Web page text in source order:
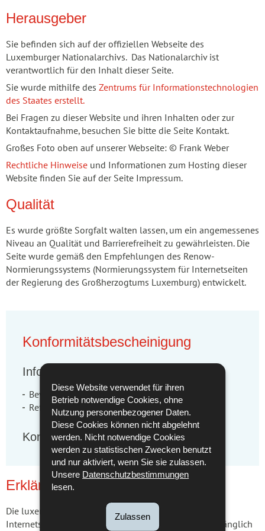
Diese Website verwendet für ihren
Betrieb notwendige Cookies, ohne
Nutzung personenbezogener Daten.
Diese Cookies können nicht abgelehnt
werden. Nicht notwendige Cookies
werden zu statistischen Zwecken benutzt
und nur aktiviert, wenn Sie sie zulassen.
Unsere Datenschutzbestimmungen
lesen.
Zulassen
Herausgeber
Sie befinden sich auf der offiziellen Webseite des
Luxemburger Nationalarchivs. Das Nationalarchiv ist
verantwortlich für den Inhalt dieser Seite.
Sie wurde mithilfe des Zentrums für Informationstechnologien
des Staates erstellt.
Bei Fragen zu dieser Website und ihren Inhalten oder zur
Kontaktaufnahme, besuchen Sie bitte die Seite Kontakt.
Großes Foto oben auf unserer Webseite: © Frank Weber
Rechtliche Hinweise und Informationen zum Hosting dieser
Website finden Sie auf der Seite Impressum.
Qualität
Es wurde größte Sorgfalt walten lassen, um ein angemessenes
Niveau an Qualität und Barrierefreiheit zu gewährleisten. Die
Seite wurde gemäß den Empfehlungen des Renow-
Normierungssystems (Normierungssystem für Internetseiten
der Regierung des Großherzogtums Luxemburg) entwickelt.
Konformitätsbescheinigung
Informationen
Bewertung Datum: 03.12.2016
Referenz Version: 3.4
Konformitäts Level: 97%
Erklärung der Barrierefreiheit
Die luxemburgische Regierung verfolgt das Ziel, die
Internetseiten einer möglichst großen Zielgruppe zugänglich